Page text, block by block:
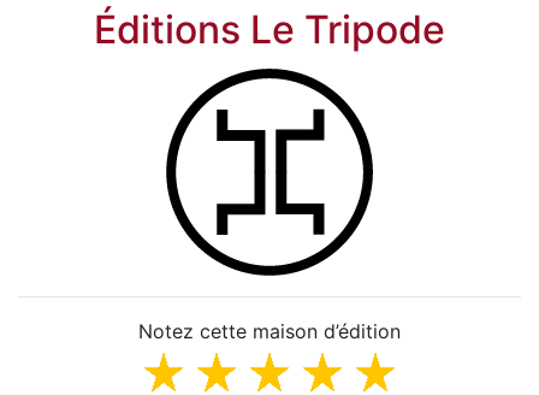
Éditions Le Tripode
Notez cette maison d’édition